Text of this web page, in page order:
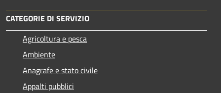
CATEGORIE DI SERVIZIO
Agricoltura e pesca
Ambiente
Anagrafe e stato civile
Appalti pubblici